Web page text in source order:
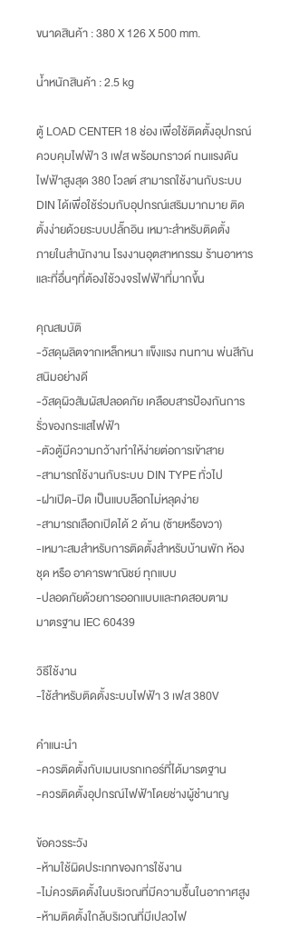
ขนาดสินค้า: 380 X 126 X 500 mm.
น้ำหนักสินค้า: 2.5 kg
ตู้ LOAD CENTER 18 ช่อง เพื่อใช้ติดตั้งอุปกรณ์
ควบคุมไฟฟ้า 3 เฟส พร้อมกราวด์ ทนแรงดัน
ไฟฟ้าสูงสุด 380 โวลต์ สามารถใช้งานกับระบบ
DIN ได้เพื่อใช้ร่วมกับอุปกรณ์เสริมมากมาย ติด
ตั้งง่ายด้วยระบบปลั๊กอิน เหมาะสำหรับติดตั้ง
ภายในสำนักงาน โรงงานอุตสาหกรรม ร้านอาหาร
และที่อื่นๆที่ต้องใช้วงจรไฟฟ้าที่มากขึ้น
คุณสมบัติ
-วัสดุผลิตจากเหล็กหนา แข็งแรง ทนทาน พ่นสีกัน
สนิมอย่างดี
-วัสดุผิวสัมผัสปลอดภัย เคลือบสารป้องกันการ
รั่วของกระแสไฟฟ้า
-ตัวตู้มีความกว้างทำให้ง่ายต่อการเข้าสาย
-สามารถใช้งานกับระบบ DIN TYPE ทั่วไป
-ฝาเปิด-ปิด เป็นแบบล๊อกไม่หลุดง่าย
-สามารถเลือกเปิดได้ 2 ด้าน (ซ้ายหรือขวา)
-เหมาะสมสำหรับการติดตั้งสำหรับบ้านพัก ห้อง
ชุด หรือ อาคารพาณิชย์ ทุกแบบ
-ปลอดภัยด้วยการออกแบบและทดสอบตาม
มาตรฐาน IEC 60439
วิธีใช้งาน
-ใช้สำหรับติดตั้งระบบไฟฟ้า 3 เฟส 380V
คำแนะนำ
-ควรติดตั้งกับเมนเบรกเกอร์ที่ได้มารตฐาน
-ควรติดตั้งอุปกรณ์ไฟฟ้าโดยช่างผู้ชำนาญ
ข้อควรระวัง
-ห้ามใช้ผิดประเภทของการใช้งาน
-ไม่ควรติดตั้งในบริเวณที่มีความชื้นในอากาศสูง
-ห้ามติดตั้งใกล้บริเวณที่มีเปลวไฟ